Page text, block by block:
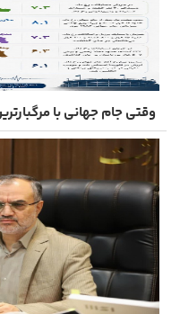
وقتی جام جهانی با